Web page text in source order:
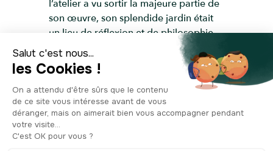
l’atelier a vu sortir la majeure partie de
son œuvre, son splendide jardin était
un lieu de réflexion et de philosophie
où il conviait ses amis et ses riches
clients. À la mort de Rubens, la
demeure passe entre les mains de
plusieurs propriétaires différents et est
même convertie en prison à la fin du
XVIIIe siècle. Il faudra attendre 1937
pour que la ville se lance à racheter la